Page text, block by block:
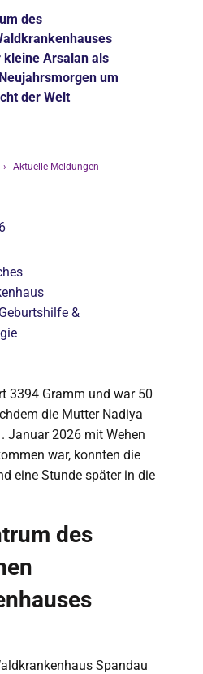
des
kleine Arsalan als
um
der Welt
› Aktuelle Meldungen
&
3394 Gramm und war 50
die Mutter Nadiya
Januar 2026 mit Wehen
war, konnten die
eine Stunde später in die
des
Spandau